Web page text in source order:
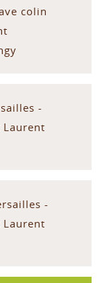
colin
-
Laurent
-
Laurent